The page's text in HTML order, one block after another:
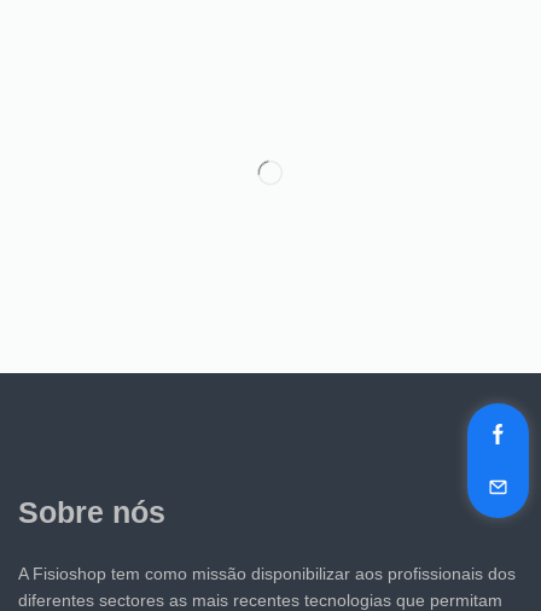
Sobre nós
A Fisioshop tem como missão disponibilizar aos profissionais dos
diferentes sectores as mais recentes tecnologias que permitam